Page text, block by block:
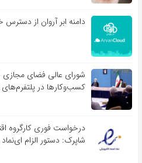
دامنه ابر آروان از
کسب‌و‌کارها در
درخواست فوری کارگروه
شاپرک: دستور الزام ای‌نماد